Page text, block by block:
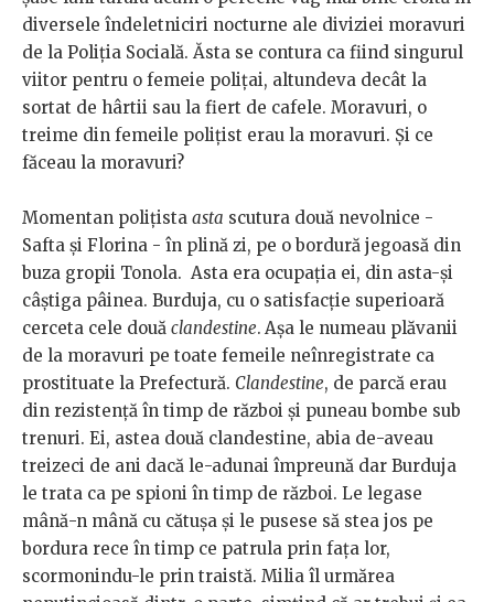
diversele îndeletniciri nocturne ale diviziei moravuri
de la Poliția Socială. Ăsta se contura ca fiind singurul
viitor pentru o femeie polițai, altundeva decât la
sortat de hârtii sau la fiert de cafele. Moravuri, o
treime din femeile polițist erau la moravuri. Și ce
făceau la moravuri?
Momentan polițista asta scutura două nevolnice -
Safta și Florina - în plină zi, pe o bordură jegoasă din
buza gropii Tonola. Asta era ocupația ei, din asta-și
câștiga pâinea. Burduja, cu o satisfacție superioară
cerceta cele două clandestine. Așa le numeau plăvanii
de la moravuri pe toate femeile neînregistrate ca
prostituate la Prefectură. Clandestine, de parcă erau
din rezistență în timp de război și puneau bombe sub
trenuri. Ei, astea două clandestine, abia de-aveau
treizeci de ani dacă le-adunai împreună dar Burduja
le trata ca pe spioni în timp de război. Le legase
mână-n mână cu cătușa și le pusese să stea jos pe
bordura rece în timp ce patrula prin fața lor,
scormonindu-le prin traistă. Milia îl urmărea